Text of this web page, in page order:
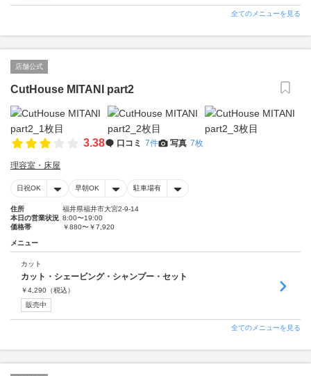
全てのメニューを見る
店舗公式
CutHouse MITANI part2
3.38 口コミ 7件 写真 7枚
理容室・床屋
日祝OK 早朝OK 駐車場有
住所
福井県福井市大宮2-9-14
本日の営業状況 8:00〜19:00
価格帯
￥880〜￥7,920
メニュー
カット
カット・シェービング・シャンプー・セット
￥4,290 （税込）
販売中
全てのメニューを見る